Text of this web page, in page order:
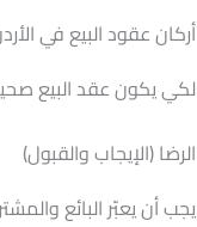
أركان عقود البيع في
لكي يكون عقد البيع
الرضا (الإيجاب والقبول)
يجب أن يعبّر البائع